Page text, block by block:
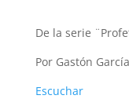
De la serie
Por Gastón
Escuchar